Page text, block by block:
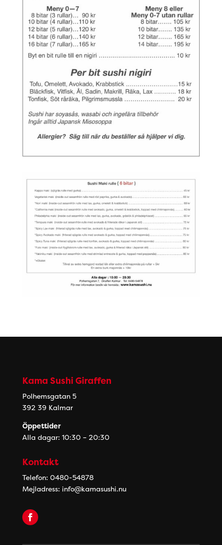
Kama Sushi Giraffen
Polhemsgatan 5
392 39 Kalmar
Öppettider
Alla dagar: 10:30 – 20:30
Kontakt
Telefon: 0480-54878
Mejladress: info@kamasushi.nu